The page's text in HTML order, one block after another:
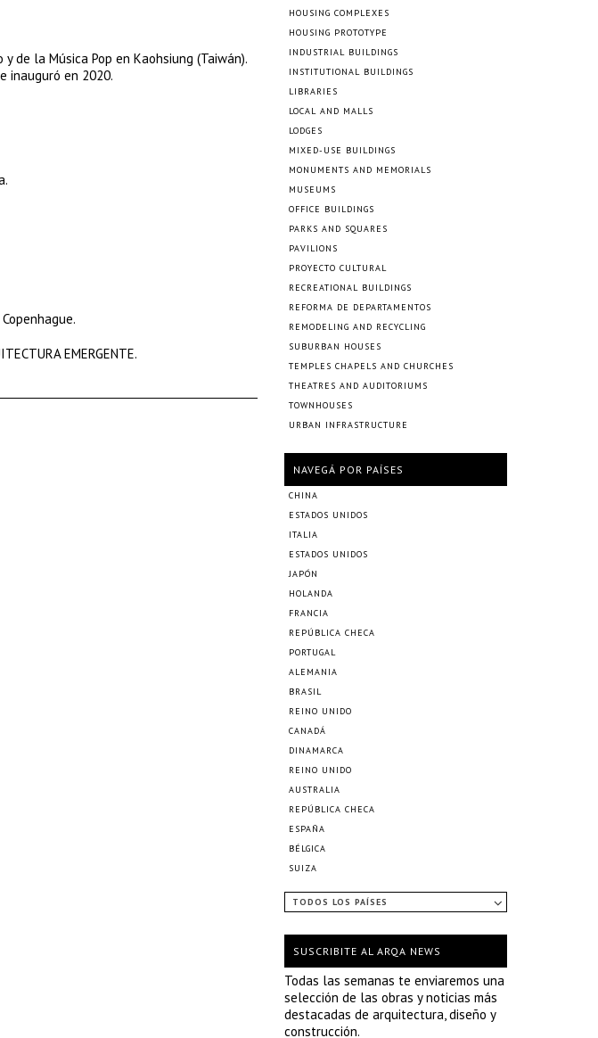
de la Música Pop en Kaohsiung (Taiwán).
inauguró en 2020.
EMERGENTE.
HOUSING COMPLEXES
HOUSING PROTOTYPE
INDUSTRIAL BUILDINGS
INSTITUTIONAL BUILDINGS
LIBRARIES
LOCAL AND MALLS
LODGES
MIXED-USE BUILDINGS
MONUMENTS AND MEMORIALS
MUSEUMS
OFFICE BUILDINGS
PARKS AND SQUARES
PAVILIONS
PROYECTO CULTURAL
RECREATIONAL BUILDINGS
REFORMA DE DEPARTAMENTOS
REMODELING AND RECYCLING
SUBURBAN HOUSES
TEMPLES CHAPELS AND CHURCHES
THEATRES AND AUDITORIUMS
TOWNHOUSES
URBAN INFRASTRUCTURE
NAVEGÁ POR PAÍSES
CHINA
ESTADOS UNIDOS
ITALIA
ESTADOS UNIDOS
JAPÓN
HOLANDA
FRANCIA
REPÚBLICA CHECA
PORTUGAL
ALEMANIA
BRASIL
REINO UNIDO
CANADÁ
DINAMARCA
REINO UNIDO
AUSTRALIA
REPÚBLICA CHECA
ESPAÑA
BÉLGICA
SUIZA
TODOS LOS PAÍSES
SUSCRIBITE AL ARQA NEWS
Todas las semanas te enviaremos una
selección de las obras y noticias más
destacadas de arquitectura, diseño y
construcción.